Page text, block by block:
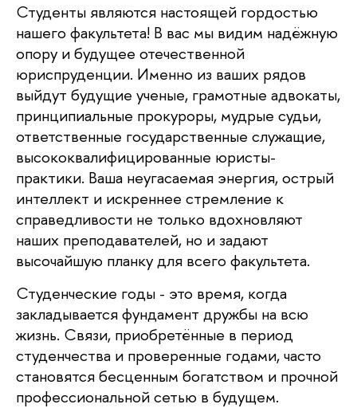
Студенты являются настоящей гордостью
нашего факультета! В вас мы видим надёжную
опору и будущее отечественной
юриспруденции. Именно из ваших рядов
выйдут будущие ученые, грамотные адвокаты,
принципиальные прокуроры, мудрые судьи,
ответственные государственные служащие,
высококвалифицированные юристы-
практики. Ваша неугасаемая энергия, острый
интеллект и искреннее стремление к
справедливости не только вдохновляют
наших преподавателей, но и задают
высочайшую планку для всего факультета.
Студенческие годы - это время, когда
закладывается фундамент дружбы на всю
жизнь. Связи, приобретённые в период
студенчества и проверенные годами, часто
становятся бесценным богатством и прочной
профессиональной сетью в будущем.